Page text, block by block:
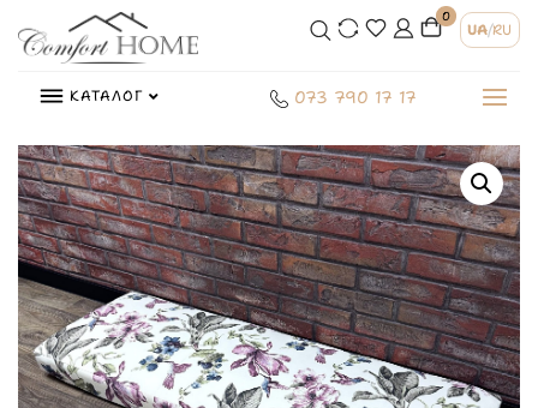
0
UA/RU
КАТАЛОГ 073 790 17 17